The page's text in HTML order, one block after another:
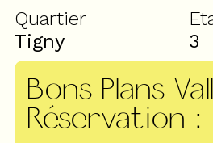
Quartier
Tigny
3
Bons Plans
Réservation :